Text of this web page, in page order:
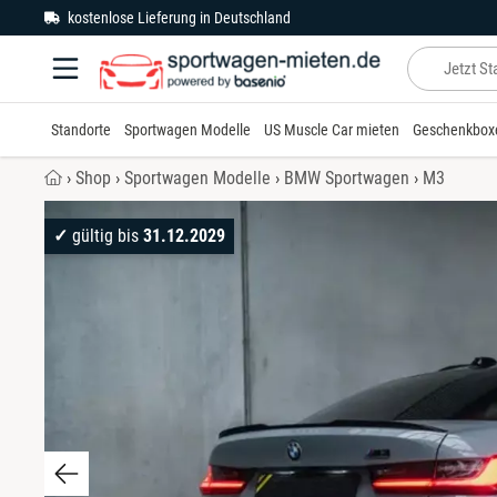
Zum Hauptinhalt springen
kostenlose Lieferung in Deutschland
Standorte Sportwagen Modelle US Muscle Car mieten
› Shop › Sportwagen Modelle › BMW Sportwagen › M3
✓ gültig bis 31.12.2029
Baden-Württemberg
Berlin
Brandenburg
Mecklenburg-Vorpommern
Bad Hersfeld
Berlin
Bielefeld
Düsseldorf
RS Q8
Chevrolet Corvette mieten
Chevrolet Camaro mieten
Dodge Challenger mieten
Ford Mustang mieten